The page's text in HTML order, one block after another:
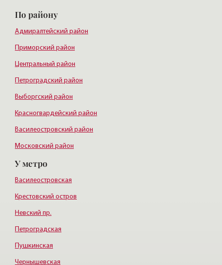
По району
Адмиралтейский район
Приморский район
Центральный район
Петроградский район
Выборгский район
Красногвардейский район
Василеостровский район
Московский район
Курортный район
У метро
Василеостровская
Крестовский остров
Невский пр.
Петроградская
Пушкинская
Чернышевская